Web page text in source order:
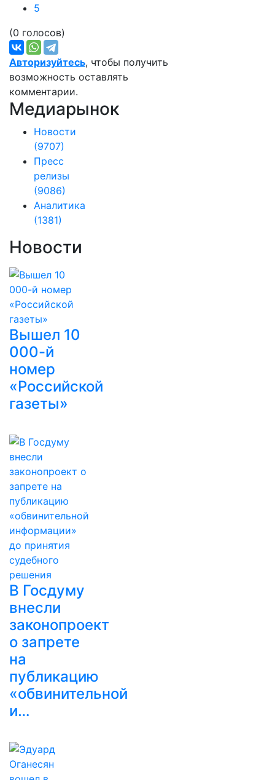
5
(0 голосов)
Авторизуйтесь, чтобы получить
возможность оставлять
комментарии.
Медиарынок
Новости
(9707)
Пресс
релизы
(9086)
Аналитика
(1381)
Новости
Вышел 10
000-й
номер
«Российской
газеты»
В Госдуму
внесли
законопроект
о запрете
на
публикацию
«обвинительной
и…